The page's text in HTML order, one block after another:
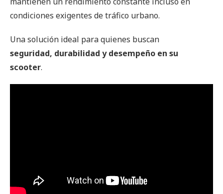
condiciones exigentes de tráfico urbano.
Una solución ideal para quienes buscan
seguridad, durabilidad y desempeño en su
scooter.